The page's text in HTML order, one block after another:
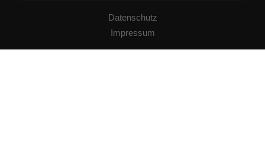
Datenschutz
Impressum